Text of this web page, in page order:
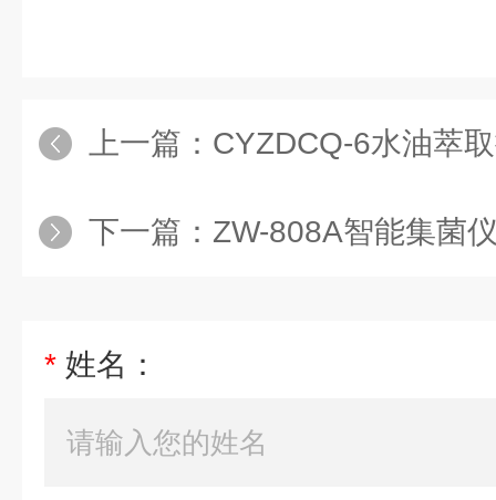
上一篇： CYZDCQ-6水油萃取振荡
下一篇： ZW-808A智能集菌仪滤膜
* 姓名：